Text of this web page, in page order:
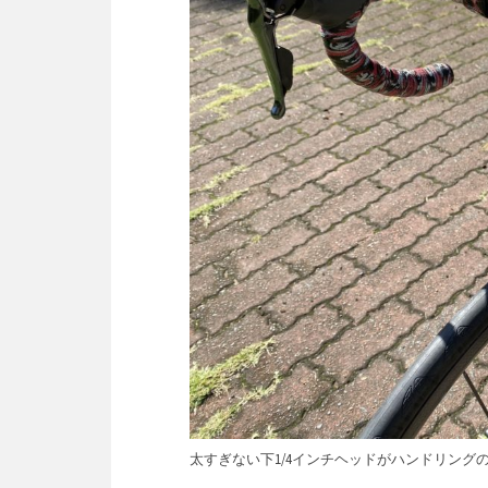
太すぎない下1/4インチヘッドがハンドリング